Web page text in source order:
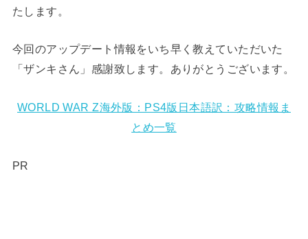
たします。
今回のアップデート情報をいち早く教えていただいた
「ザンキさん」感謝致します。ありがとうございます。
WORLD WAR Z海外版：PS4版日本語訳：攻略情報ま
とめ一覧
PR